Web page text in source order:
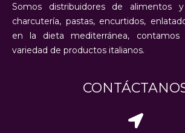
Somos distribuidores de alimentos
charcutería, pastas, encurtidos,
en la dieta mediterránea,
variedad de productos italianos.